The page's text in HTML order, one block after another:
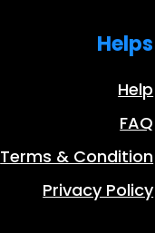
Helps
Help
FAQ
Terms & Condition
Privacy Policy